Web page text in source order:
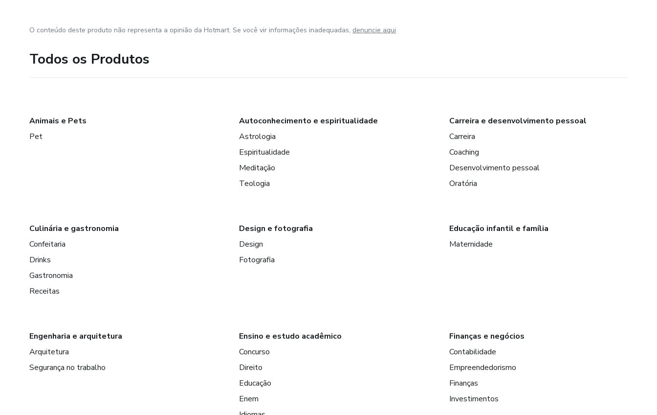
O conteúdo deste produto não representa a opinião da Hotmart. Se você vir informações inadequadas, denuncie aqui
Todos os Produtos
Animais e Pets
Pet
Autoconhecimento e espiritualidade
Astrologia
Espiritualidade
Meditação
Teologia
Carreira e desenvolvimento pessoal
Carreira
Coaching
Desenvolvimento pessoal
Oratória
Culinária e gastronomia
Confeitaria
Drinks
Gastronomia
Receitas
Design e fotografia
Design
Fotografia
Educação infantil e família
Maternidade
Engenharia e arquitetura
Arquitetura
Segurança no trabalho
Ensino e estudo acadêmico
Concurso
Direito
Educação
Enem
Finanças e negócios
Contabilidade
Empreendedorismo
Finanças
Investimentos